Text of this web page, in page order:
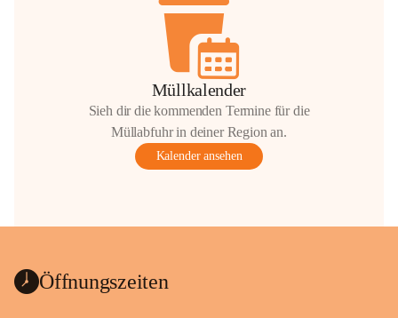
Müllkalender
Sieh dir die kommenden Termine für die
Müllabfuhr in deiner Region an.
Kalender ansehen
Öffnungszeiten